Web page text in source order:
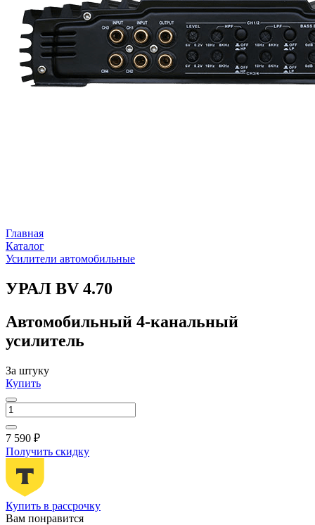
Главная
Каталог
Усилители автомобильные
УРАЛ BV 4.70
Автомобильный 4-канальный
усилитель
За штуку
Купить
7 590 ₽
Получить скидку
Купить в рассрочку
Вам понравится